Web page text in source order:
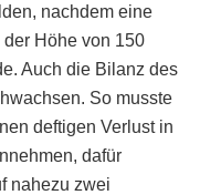
nachdem eine
Höhe von 150
Auch die Bilanz des
So musste
deftigen Verlust in
dafür
nahezu zwei